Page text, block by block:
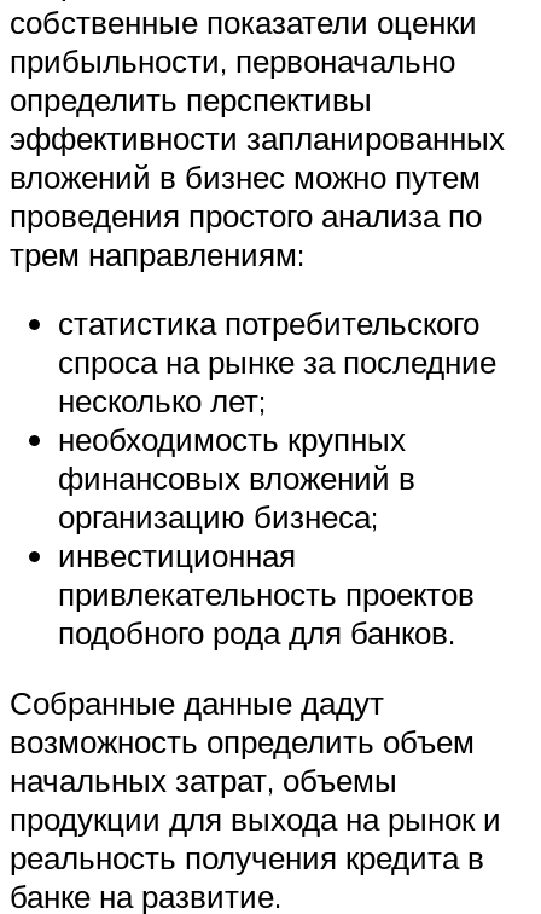
собственные показатели оценки
прибыльности, первоначально
определить перспективы
эффективности запланированных
вложений в бизнес можно путем
проведения простого анализа по
трем направлениям:
статистика потребительского
спроса на рынке за последние
несколько лет;
необходимость крупных
финансовых вложений в
организацию бизнеса;
инвестиционная
привлекательность проектов
подобного рода для банков.
Собранные данные дадут
возможность определить объем
начальных затрат, объемы
продукции для выхода на рынок и
реальность получения кредита в
банке на развитие.